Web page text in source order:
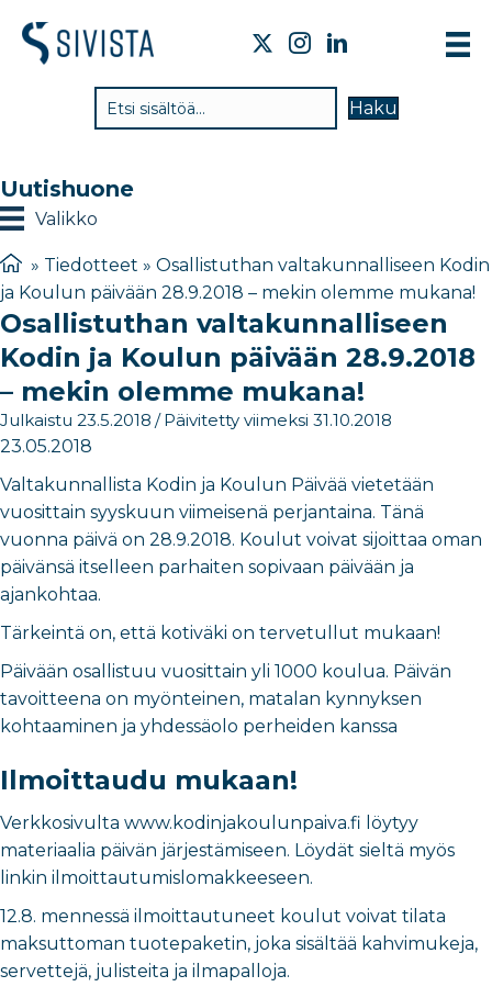
Haku
Uutishuone
Valikko
» Tiedotteet » Osallistuthan valtakunnalliseen Kodin
ja Koulun päivään 28.9.2018 – mekin olemme mukana!
Osallistuthan valtakunnalliseen
Kodin ja Koulun päivään 28.9.2018
– mekin olemme mukana!
Julkaistu 23.5.2018 / Päivitetty viimeksi 31.10.2018
23.05.2018
Valtakunnallista Kodin ja Koulun Päivää vietetään
vuosittain syyskuun viimeisenä perjantaina. Tänä
vuonna päivä on 28.9.2018. Koulut voivat sijoittaa oman
päivänsä itselleen parhaiten sopivaan päivään ja
ajankohtaa.
Tärkeintä on, että kotiväki on tervetullut mukaan!
Päivään osallistuu vuosittain yli 1000 koulua. Päivän
tavoitteena on myönteinen, matalan kynnyksen
kohtaaminen ja yhdessäolo perheiden kanssa
Ilmoittaudu mukaan!
Verkkosivulta www.kodinjakoulunpaiva.fi löytyy
materiaalia päivän järjestämiseen. Löydät sieltä myös
linkin ilmoittautumislomakkeeseen.
12.8. mennessä ilmoittautuneet koulut voivat tilata
maksuttoman tuotepaketin, joka sisältää kahvimukeja,
servettejä, julisteita ja ilmapalloja.